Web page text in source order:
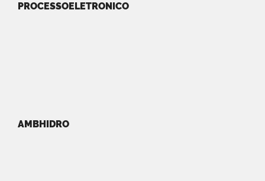
PROCESSOELETRONICO
AMBHIDRO